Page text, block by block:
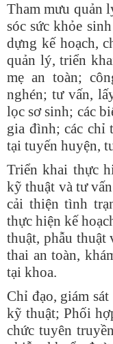
Tham mưu quản
sóc sức khỏe
dựng kế hoạch,
quản lý, triển
mẹ an toàn;
nghén; tư vấn,
lọc sơ sinh; các
gia đình; các chỉ
tại tuyến huyện,
Triển khai thực
kỹ thuật và tư
cải thiện tình
thực hiện kế
thuật, phẫu thuật
thai an toàn,
tại khoa.
Chỉ đạo, giám
kỹ thuật; Phối
chức tuyên